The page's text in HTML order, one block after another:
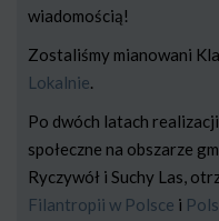
wiadomością!
Zostaliśmy mianowani
Lokalnie.
Po dwóch latach
społeczne na obszarze
Ryczywół i Suchy Las,
Filantropii w Polsce i